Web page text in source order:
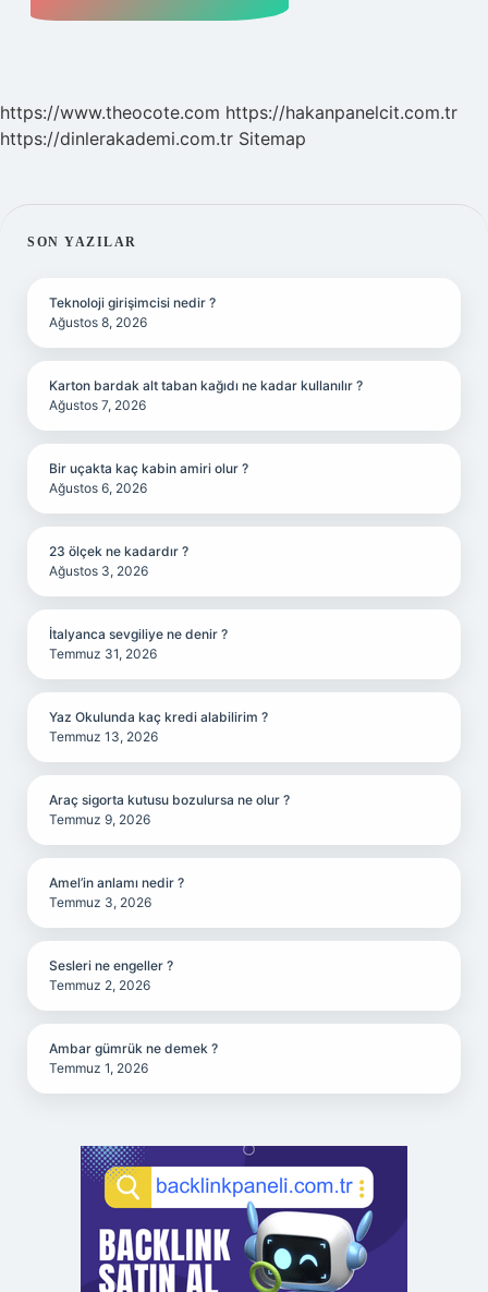
https://www.theocote.com https://hakanpanelcit.com.tr
https://dinlerakademi.com.tr Sitemap
SIDEBAR
SON YAZILAR
Teknoloji girişimcisi nedir ?
Ağustos 8, 2026
Karton bardak alt taban kağıdı ne kadar kullanılır ?
Ağustos 7, 2026
Bir uçakta kaç kabin amiri olur ?
Ağustos 6, 2026
23 ölçek ne kadardır ?
Ağustos 3, 2026
İtalyanca sevgiliye ne denir ?
Temmuz 31, 2026
Yaz Okulunda kaç kredi alabilirim ?
Temmuz 13, 2026
Araç sigorta kutusu bozulursa ne olur ?
Temmuz 9, 2026
Amel’in anlamı nedir ?
Temmuz 3, 2026
Sesleri ne engeller ?
Temmuz 2, 2026
Ambar gümrük ne demek ?
Temmuz 1, 2026